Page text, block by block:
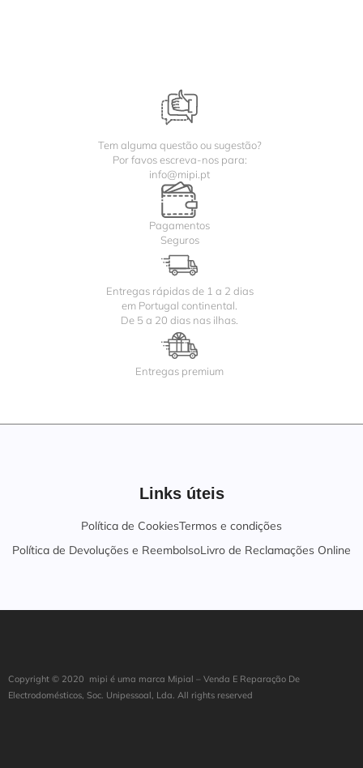
Tem alguma questão ou sugestão?
Por favos escreva-nos para:
info@mipi.pt
Pagamentos
Seguros
Entregas rápidas de 1 a 2 dias
em Portugal continental.
De 5 a 20 dias nas ilhas.
Entregas premium
Links úteis
Política de CookiesTermos e condições
Política de Devoluções e ReembolsoLivro de Reclamações Online
Copyright © 2020 mipi é uma marca Mipial – Venda E Reparação De
Electrodomésticos, Soc. Unipessoal, Lda. All rights reserved